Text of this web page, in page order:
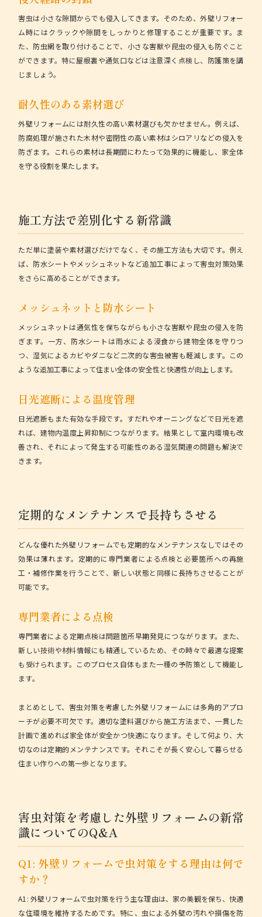
害虫は小さな隙間からでも侵入してきます。そのため、外壁リフォー
ム時にはクラックや隙間をしっかりと修理することが重要です。ま
た、防虫網を取り付けることで、小さな害獣や昆虫の侵入も防ぐこと
ができます。特に屋根裏や通気口などは注意深く点検し、防護策を講
じましょう。
耐久性のある素材選び
外壁リフォームには耐久性の高い素材選びも欠かせません。例えば、
防腐処理が施された木材や密閉性の高い素材はシロアリなどの侵入を
防ぎます。これらの素材は長期間にわたって効果的に機能し、家全体
を守る役割を果たします。
施工方法で差別化する新常識
ただ単に塗装や素材選びだけでなく、その施工方法も大切です。例え
ば、防水シートやメッシュネットなど追加工事によって害虫対策効果
をさらに高めることができます。
メッシュネットと防水シート
メッシュネットは通気性を保ちながらも小さな害獣や昆虫の侵入を防
ぎます。一方、防水シートは雨水による浸食から建物全体を守りつ
つ、湿気によるカビやダニなど二次的な害虫被害も軽減します。この
ような追加工事によって住まい全体の安全性と快適性が向上します。
日光遮断による温度管理
日光遮断もまた有効な手段です。すだれやオーニングなどで日光を遮
れば、建物内温度上昇抑制につながります。結果として室内環境も改
善され、それによって発生する可能性のある湿気関連の問題も解決で
きます。
定期的なメンテナンスで長持ちさせる
どんな優れた外壁リフォームでも定期的なメンテナンスなしではその
効果は薄れます。定期的に専門業者による点検と必要箇所への再施
工・補修作業を行うことで、新しい状態と同様に長持ちさせることが
可能です。
専門業者による点検
専門業者による定期点検は問題箇所早期発見につながります。また、
新しい技術や材料情報にも精通しているため、その時々で最適な提案
も受けられます。このプロセス自体もまた一種の予防策として機能し
ます。
まとめとして、害虫対策を考慮した外壁リフォームには多角的アプロ
ーチが必要不可欠です。 適切な塗料選びから施工方法まで、一貫した
計画で進めれば家全体が安全かつ快適になります。そして何より、大
切なのは定期的メンテナンスです。それこそが長く安心して暮らせる
住まい作りへの第一歩となります。
害虫対策を考慮した外壁リフォームの新常
識についてのQ&A
Q1: 外壁リフォームで虫対策をする理由は何で
すか？
A1: 外壁リフォームで虫対策を行う主な理由は、家の美観を保ち、快適
な住環境を維持するためです。特に、虫による外壁の汚れや損傷を防